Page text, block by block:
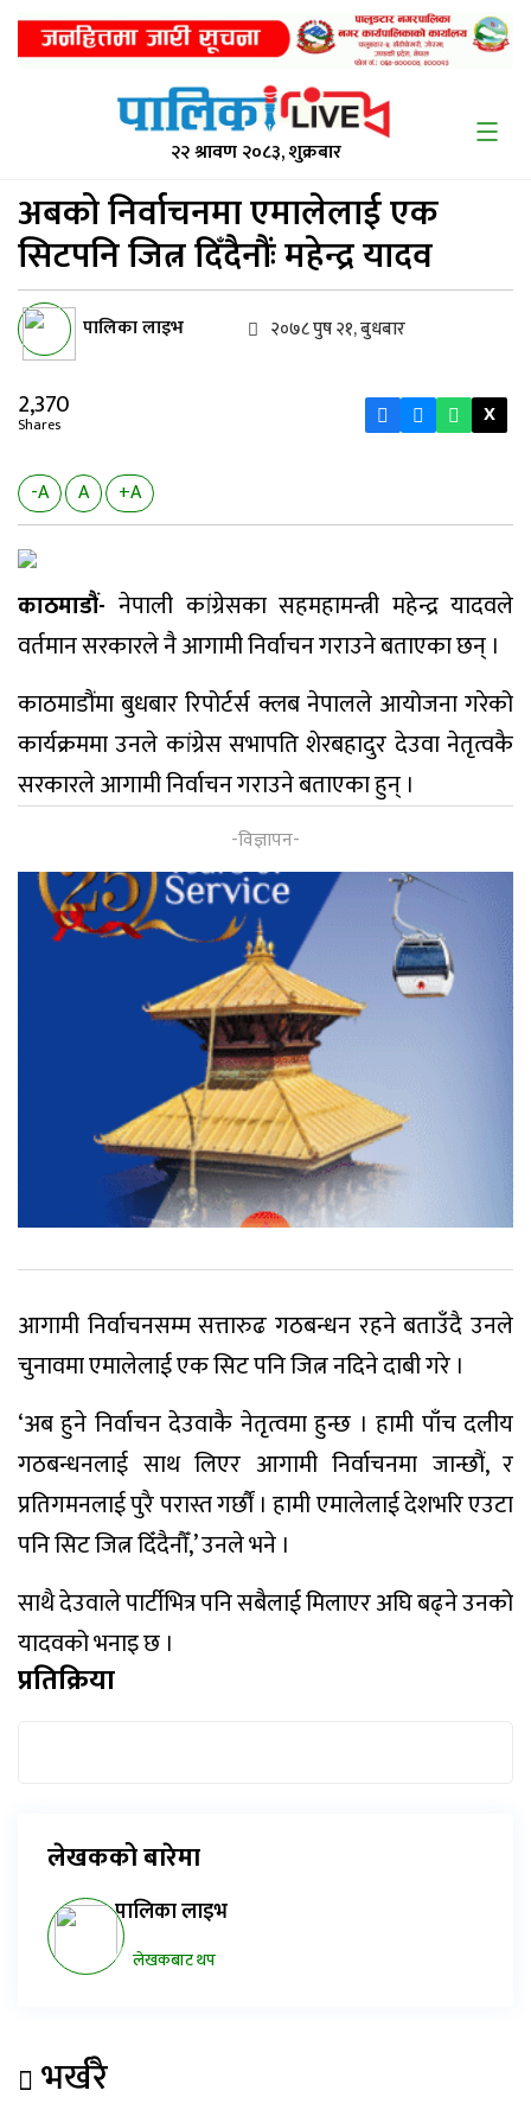
२२ श्रावण २०८३, शुक्रबार
अबको निर्वाचनमा एमालेलाईएक
सिटपनि जित्न दिँदैनौंः महेन्द्र यादव
पालिका लाइभ २०७८ पुष २१, बुधबार
2,370
Shares X
-A A +A
काठमाडौं-नेपाली कांग्रेसका सहमहामन्त्री महेन्द्र यादवले
वर्तमान सरकारले नै आगामी निर्वाचन गराउने बताएका छन् ।
काठमाडौंमा बुधबार रिपोर्टर्स क्लब नेपालले आयोजना गरेको
कार्यक्रममा उनले कांग्रेस सभापति शेरबहादुर देउवा नेतृत्वकै
सरकारले आगामी निर्वाचन गराउने बताएका हुन् ।
आगामी निर्वाचनसम्म सत्तारुढ गठबन्धन रहने बताउँदै उनले
चुनावमा एमालेलाई एक सिट पनि जित्न नदिने दाबी गरे ।
‘अब हुने निर्वाचन देउवाकै नेतृत्वमा हुन्छ । हामी पाँच दलीय
गठबन्धनलाई साथ लिएर आगामी निर्वाचनमा जान्छौं, र
प्रतिगमनलाई पुरै परास्त गर्छौं । हामी एमालेलाई देशभरि एउटा
पनि सिट जित्न दिँदैनौँ,’ उनले भने ।
साथै देउवाले पार्टीभित्र पनि सबैलाई मिलाएर अघि बढ्ने उनको
यादवको भनाइ छ ।
प्रतिक्रिया
लेखकको बारेमा
पालिका लाइभ
लेखकबाट थप
भर्खरै